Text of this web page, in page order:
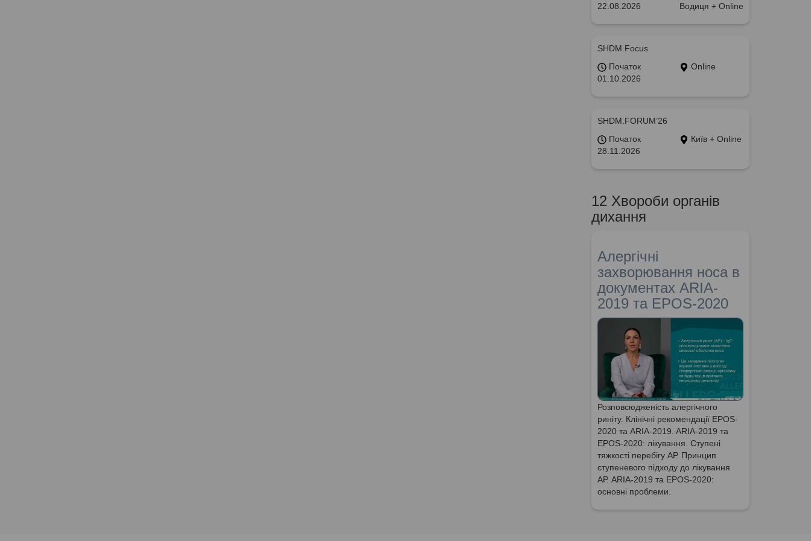
22.08.2026
Водиця + Online
SHDM.Focus
Початок
01.10.2026
Online
SHDM.FORUM’26
Початок
28.11.2026
Київ + Online
12 Хвороби органів
дихання
Алергічні
захворювання носа в
документах ARIA-
2019 та EPOS-2020
Розповсюдженість алергічного
риніту. Клінічні рекомендації EPOS-
2020 та ARIA-2019. ARIA-2019 та
EPOS-2020: лікування. Ступені
тяжкості перебігу АР. Принцип
ступеневого підходу до лікування
АР. ARIA-2019 та EPOS-2020:
основні проблеми.